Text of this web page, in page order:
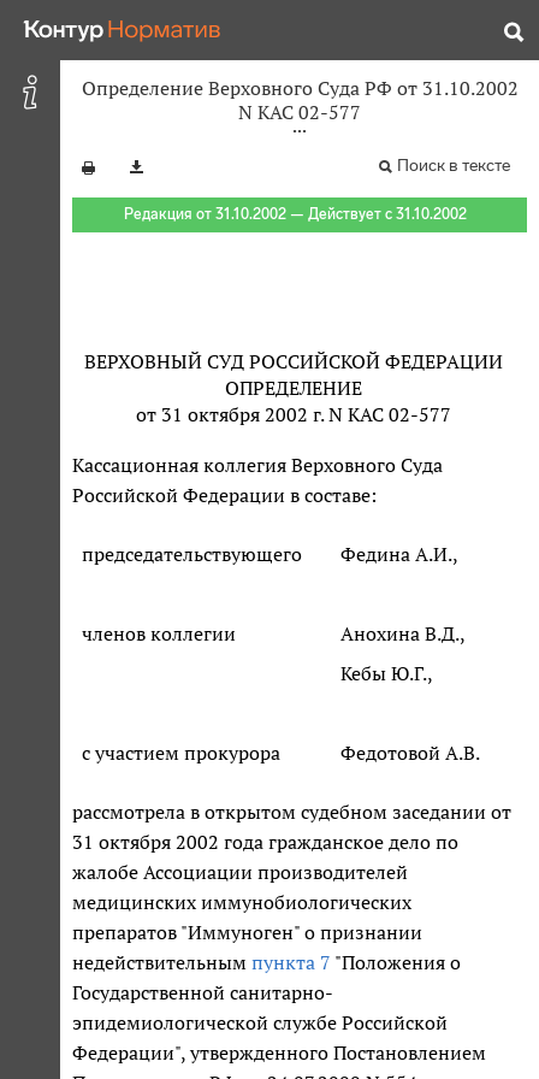
Определение Верховного Суда РФ от 31.10.2002
N КАС 02-577
Поиск в тексте
Редакция от 31.10.2002 — Действует с 31.10.2002
ВЕРХОВНЫЙ СУД РОССИЙСКОЙ ФЕДЕРАЦИИ
ОПРЕДЕЛЕНИЕ
от 31 октября 2002 г. N КАС 02-577
Кассационная коллегия Верховного Суда
Российской Федерации в составе:
председательствующего Федина А.И.,
членов коллегии
Анохина В.Д.,
Кебы Ю.Г.,
с участием прокурора Федотовой А.В.
рассмотрела в открытом судебном заседании от
31 октября 2002 года гражданское дело по
жалобе Ассоциации производителей
медицинских иммунобиологических
препаратов "Иммуноген" о признании
недействительным пункта 7 "Положения о
Государственной санитарно-
эпидемиологической службе Российской
Федерации", утвержденного Постановлением